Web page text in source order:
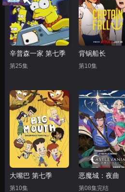
辛普森一家 第七季
第25集
背锅船长
第10集
大嘴巴 第七季
第10集
恶魔城：夜曲
第08集完结